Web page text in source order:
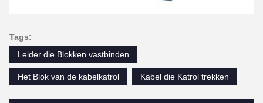
Tags:
Leider die Blokken vastbinden
Het Blok van de kabelkatrol Kabel die Katrol trekken